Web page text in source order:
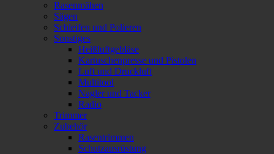
Rasenmähen
Sägen
Schleifen und Polieren
Sonstiges
Heißluftgebläse
Kartuschenpresse und Pistolen
Luft und Druckluft
Multitool
Nagler und Tacker
Radio
Trimmer
Zubehör
Rasentrimmen
Schutzausrüstung